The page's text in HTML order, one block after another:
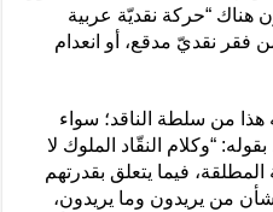
هناك “حركة نقديّة عربية
فقر نقديّ مدقع، أو انعدام
من سلطة الناقد؛ سواء
“وكلام النقّاد الملوك لا
المطلقة، فيما يتعلق بقدرتهم
من يريدون وما يريدون،